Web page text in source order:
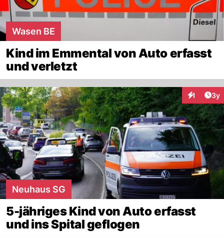
Wasen BE
Kind im Emmental von Auto erfasst
und verletzt
1 3y
Neuhaus SG
5-jähriges Kind von Auto erfasst
und ins Spital geflogen